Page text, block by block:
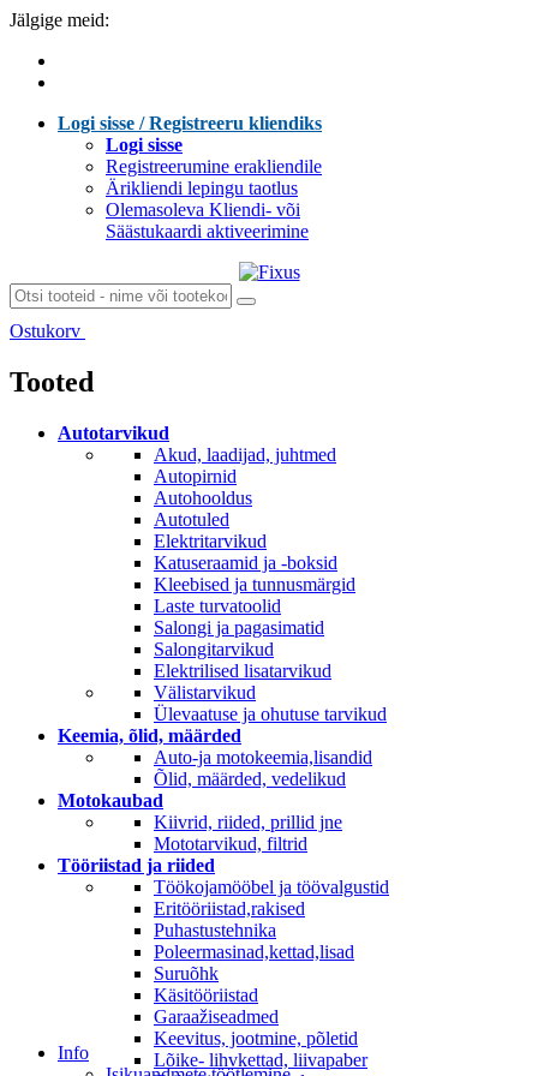
Jälgige meid:
Logi sisse / Registreeru kliendiks
Logi sisse
Registreerumine erakliendile
Ärikliendi lepingu taotlus
Olemasoleva Kliendi- või
Säästukaardi aktiveerimine
Ostukorv
Tooted
Autotarvikud
Akud, laadijad, juhtmed
Autopirnid
Autohooldus
Autotuled
Elektritarvikud
Katuseraamid ja -boksid
Kleebised ja tunnusmärgid
Laste turvatoolid
Salongi ja pagasimatid
Salongitarvikud
Elektrilised lisatarvikud
Välistarvikud
Ülevaatuse ja ohutuse tarvikud
Keemia, õlid, määrded
Auto-ja motokeemia,lisandid
Õlid, määrded, vedelikud
Motokaubad
Kiivrid, riided, prillid jne
Mototarvikud, filtrid
Tööriistad ja riided
Töökojamööbel ja töövalgustid
Eritööriistad,rakised
Puhastustehnika
Poleermasinad,kettad,lisad
Suruõhk
Käsitööriistad
Garaažiseadmed
Keevitus, jootmine, põletid
Lõike- lihvkettad, liivapaber
Info